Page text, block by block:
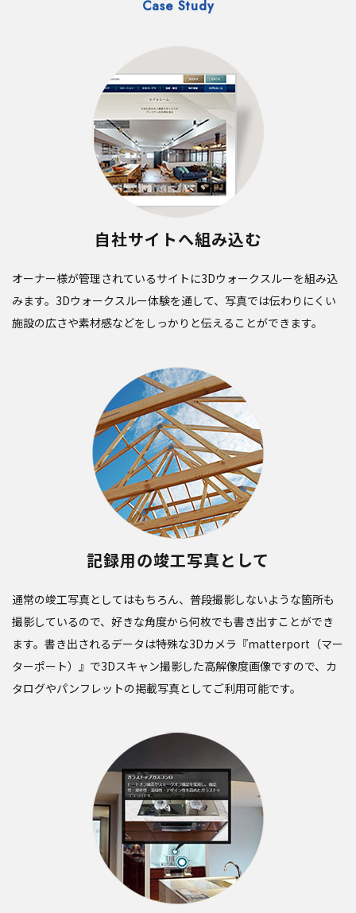
Case Study
自社サイトへ組み込む
オーナー様が管理されているサイトに3Dウォークスルーを組み込
みます。3Dウォークスルー体験を通して、写真では伝わりにくい
施設の広さや素材感などをしっかりと伝えることができます。
記録用の竣工写真として
通常の竣工写真としてはもちろん、普段撮影しないような箇所も
撮影しているので、好きな角度から何枚でも書き出すことができ
ます。書き出されるデータは特殊な3Dカメラ『matterport（マー
ターポート）』で3Dスキャン撮影した高解像度画像ですので、カ
タログやパンフレットの掲載写真としてご利用可能です。